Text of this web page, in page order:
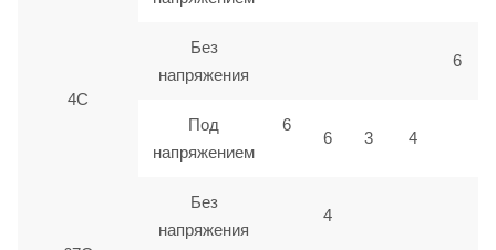
4С
Без
напряжения
6
Под
напряжением
6
6 3 4
Без
напряжения
4